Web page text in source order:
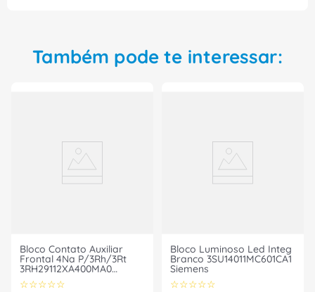
UT4PEHESI(5X20) para sua empresa ou projeto!
Garanta as melhores conexões elétricas e a
Também pode te interessar:
Bloco Contato Auxiliar
Frontal 4Na P/3Rh/3Rt
3RH29112XA400MA0
Siemens
☆☆☆☆☆
Bloco Luminoso Led Integ
Branco 3SU14011MC601CA1
Siemens
☆☆☆☆☆